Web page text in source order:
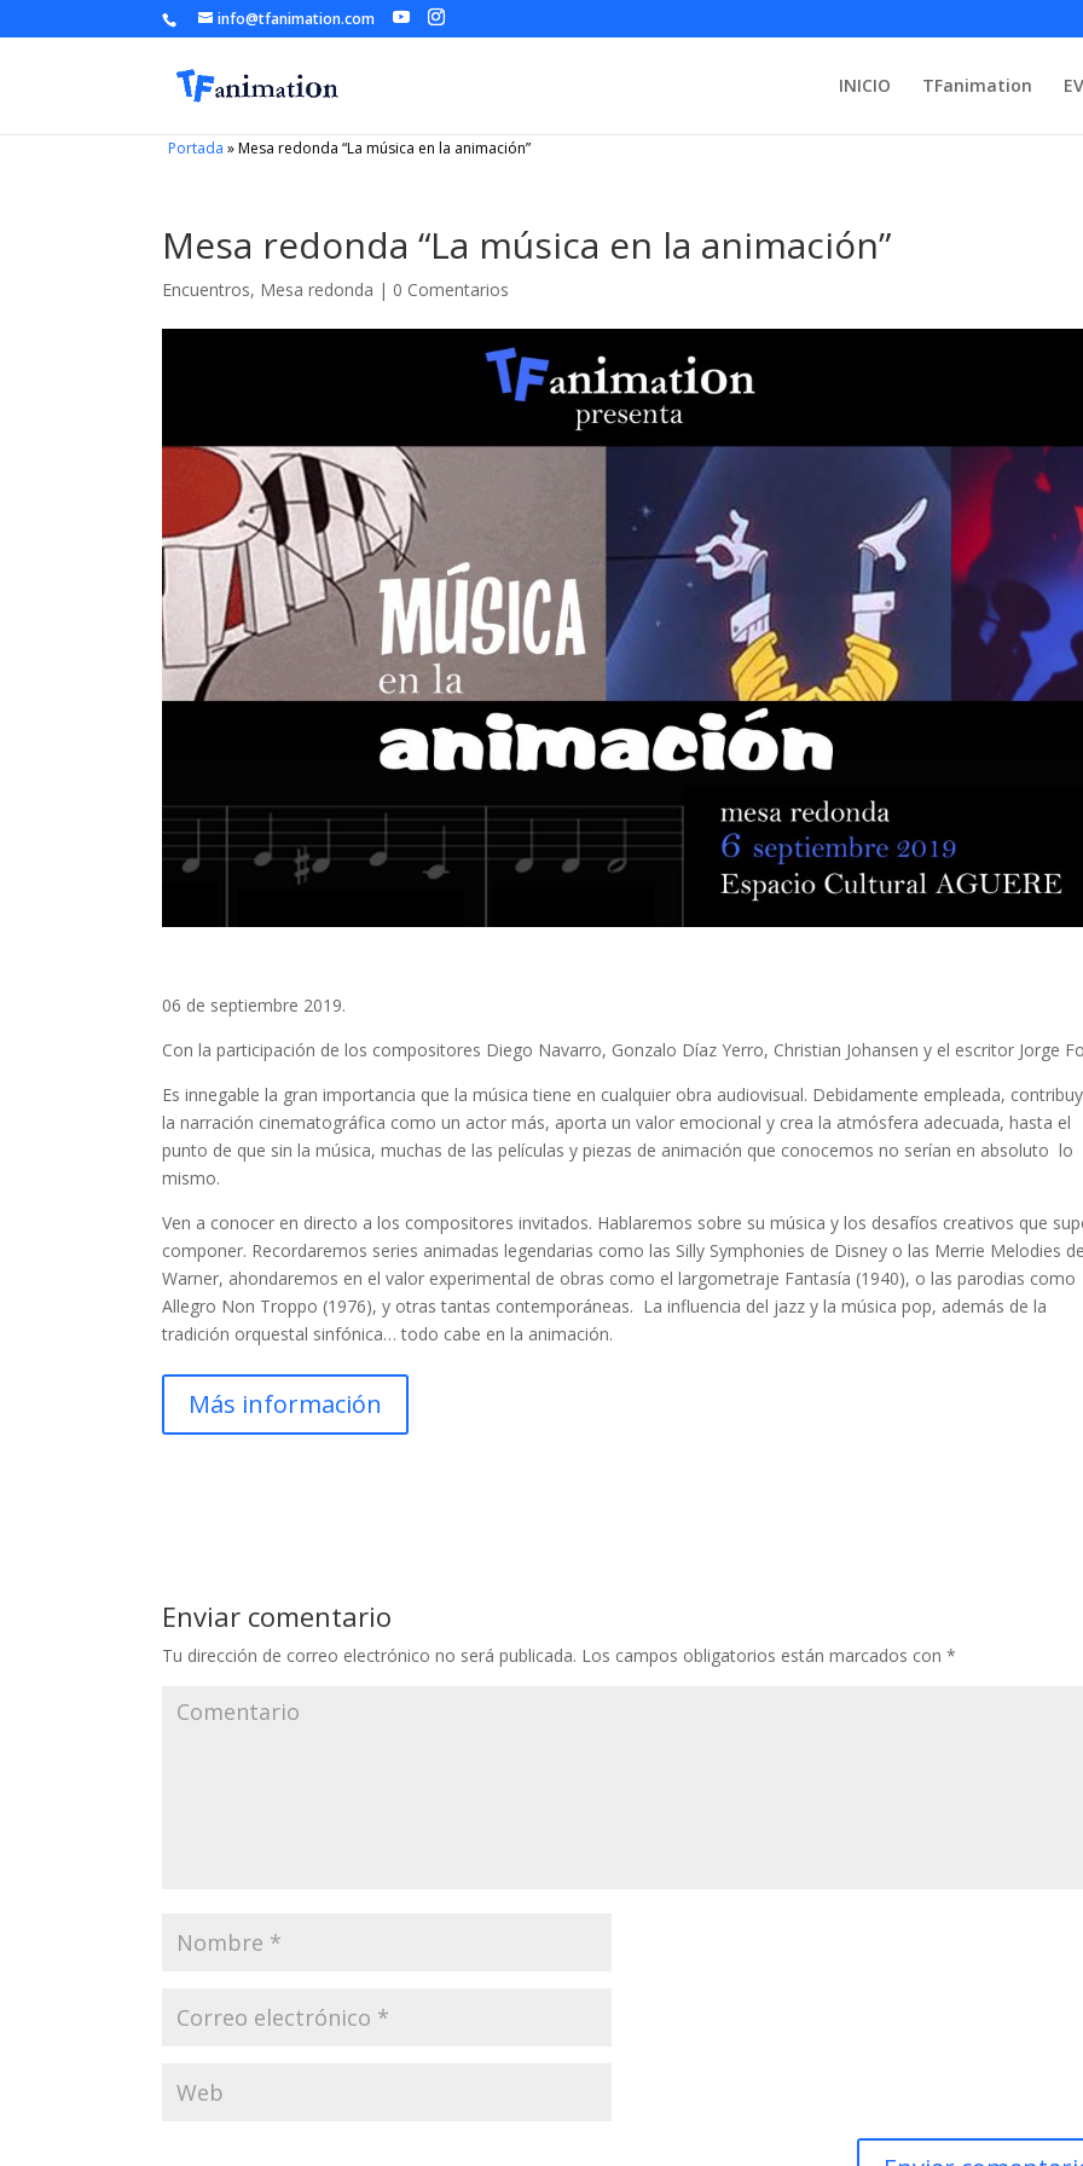
info@tfanimation.com
INICIO TFanimation
Portada »Mesa redonda “La música en la animación”
Mesa redonda “La música en la animación”
Encuentros, Mesa redonda | 0 Comentarios
06 de septiembre 2019.
Con la participación de los compositores Diego Navarro, Gonzalo Díaz Yerro, Christian Johansen y el escritor Jorge
Es innegable la gran importancia que la música tiene en cualquier obra audiovisual. Debidamente empleada,
la narración cinematográfica como un actor más, aporta un valor emocional y crea la atmósfera adecuada, hasta el
punto de que sin la música, muchas de las películas y piezas de animación que conocemos no serían en absoluto lo
mismo.
Ven a conocer en directo a los compositores invitados. Hablaremos sobre su música y los desafíos creativos que
componer. Recordaremos series animadas legendarias como las Silly Symphonies de Disney o las Merrie Melodies de
Warner, ahondaremos en el valor experimental de obras como el largometraje Fantasía (1940), o las parodias como
Allegro Non Troppo (1976), y otras tantas contemporáneas. La influencia del jazz y la música pop, además de la
tradición orquestal sinfónica… todo cabe en la animación.
Más información
Enviar comentario
Tu dirección de correo electrónico no será publicada. Los campos obligatorios están marcados con*